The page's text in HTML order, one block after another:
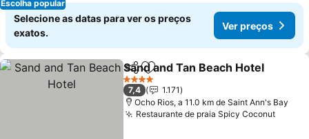
Escolha popular
Selecione as datas para ver os preços
exatos.
Ver preços
PartilharAdicionar aos favoritos
Sand and Tan Beach Hotel
4 Estrelas
7,4
1.171
Ocho Rios, a 11.0 km de Saint Ann's Bay
Restaurante de praia Spicy Coconut